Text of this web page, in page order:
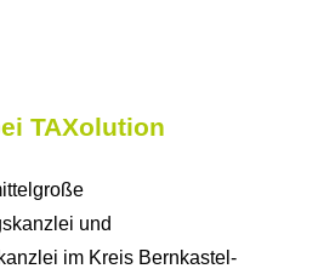
TAXolution
und
im Kreis Bernkastel-